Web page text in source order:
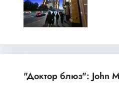
"Доктор блюз": John